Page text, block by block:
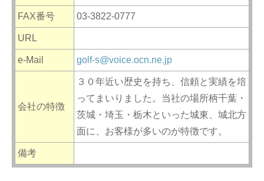
FAX番号 03-3822-0777
URL
e-Mail golf-s@voice.ocn.ne.jp
会社の特徴
３０年近い歴史を持ち、信頼と実績を培
ってまいりました。当社の場所柄千葉・
茨城・埼玉・栃木といった城東、城北方
面に、お客様が多いのが特徴です。
備考